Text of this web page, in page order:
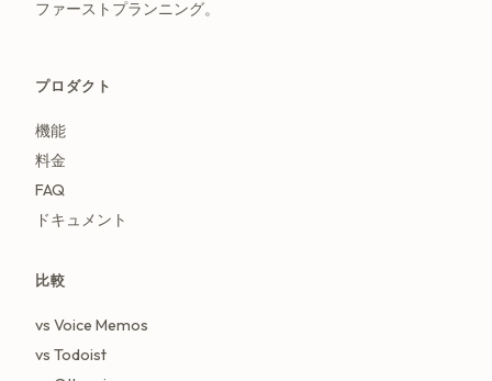
ファーストプランニング。
プロダクト
機能
料金
FAQ
ドキュメント
比較
vs Voice Memos
vs Todoist